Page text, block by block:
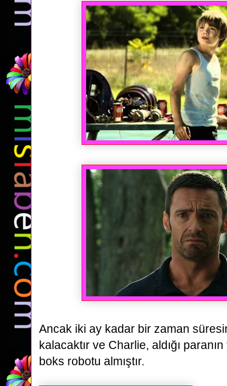
Ancak iki ay kadar bir zaman
kalacaktır ve Charlie, aldığı
boks robotu almıştır.